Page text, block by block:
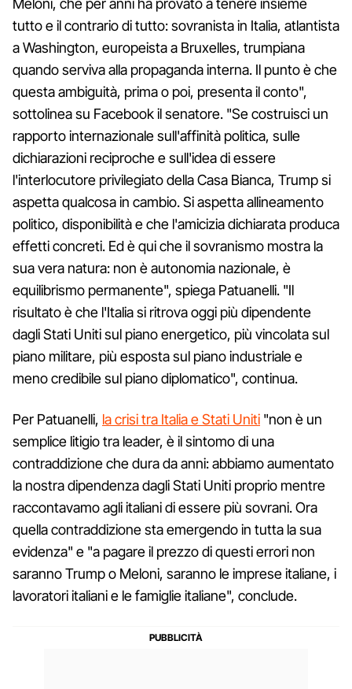
Meloni, che per anni ha provato a tenere insieme
tutto e il contrario di tutto: sovranista in Italia, atlantista
a Washington, europeista a Bruxelles, trumpiana
quando serviva alla propaganda interna. Il punto è che
questa ambiguità, prima o poi, presenta il conto",
sottolinea su Facebook il senatore. "Se costruisci un
rapporto internazionale sull'affinità politica, sulle
dichiarazioni reciproche e sull'idea di essere
l'interlocutore privilegiato della Casa Bianca, Trump si
aspetta qualcosa in cambio. Si aspetta allineamento
politico, disponibilità e che l'amicizia dichiarata produca
effetti concreti. Ed è qui che il sovranismo mostra la
sua vera natura: non è autonomia nazionale, è
equilibrismo permanente", spiega Patuanelli. "Il
risultato è che l'Italia si ritrova oggi più dipendente
dagli Stati Uniti sul piano energetico, più vincolata sul
piano militare, più esposta sul piano industriale e
meno credibile sul piano diplomatico", continua.
Per Patuanelli, la crisi tra Italia e Stati Uniti "non è un
semplice litigio tra leader, è il sintomo di una
contraddizione che dura da anni: abbiamo aumentato
la nostra dipendenza dagli Stati Uniti proprio mentre
raccontavamo agli italiani di essere più sovrani. Ora
quella contraddizione sta emergendo in tutta la sua
evidenza" e "a pagare il prezzo di questi errori non
saranno Trump o Meloni, saranno le imprese italiane, i
lavoratori italiani e le famiglie italiane", conclude.